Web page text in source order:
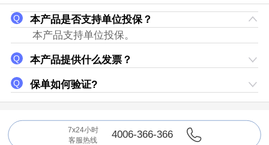
本产品是否支持单位投保？
本产品支持单位投保。
本产品提供什么发票？
保单如何验证?
7x24小时
客服热线
4006-366-366